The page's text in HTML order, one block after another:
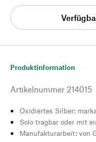
Produktinformation
Artikelnummer 214015
Oxidiertes Silber:
Solo tragbar oder mit
Manufakturarbeit: von